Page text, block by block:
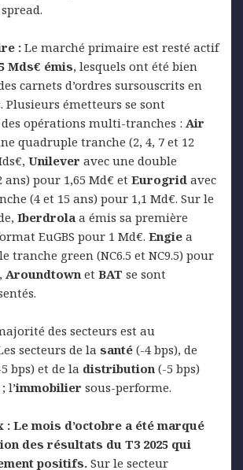
: Le marché primaire est resté actif
Mds€ émis, lesquels ont été bien
carnets d’ordres sursouscrits en
Plusieurs émetteurs se sont
des opérations multi-tranches : Air
quadruple tranche (2, 4, 7 et 12
Unilever avec une double
ans) pour 1,65 Md€ et Eurogrid avec
(4 et 15 ans) pour 1,1 Md€. Sur le
Iberdrola a émis sa première
EuGBS pour 1 Md€. Engie a
tranche green (NC6.5 et NC9.5) pour
, Aroundtown et BAT se sont
des secteurs est au
secteurs de la santé (-4 bps), de
bps) et de la distribution (-5 bps)
l’immobilier sous-performe.
:Le mois d’octobre a été marqué
des résultats du T3 2025 qui
positifs. Sur le secteur